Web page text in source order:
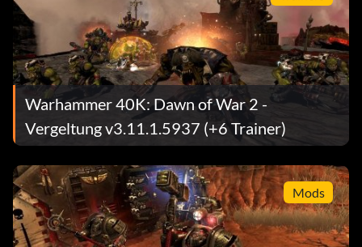
Warhammer 40K: Dawn of War 2 -
Vergeltung v3.11.1.5937 (+6 Trainer)
Mods